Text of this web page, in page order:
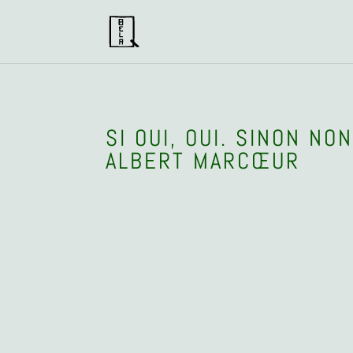
SI OUI, OUI. SINON
ALBERT MARCŒUR